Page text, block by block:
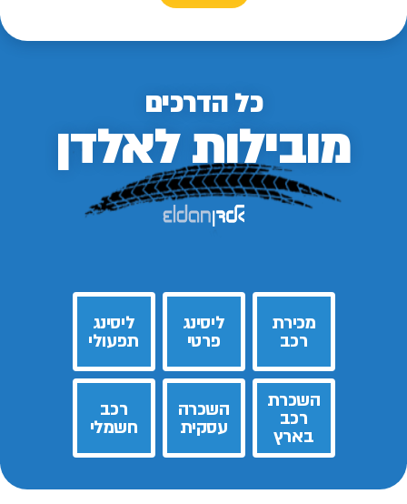
כל הדרכים
מובילות לאלדן
מכירת
רכב
ליסינג
פרטי
ליסינג
תפעולי
השכרת
רכב
בארץ
השכרה
עסקית
רכב
חשמלי